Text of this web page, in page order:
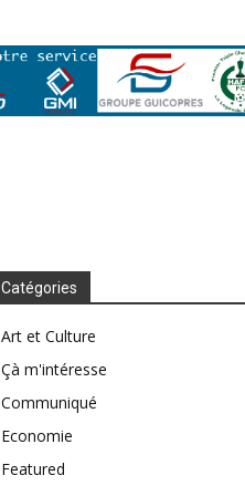
Catégories
Art et Culture
Çà m'intéresse
Communiqué
Economie
Featured